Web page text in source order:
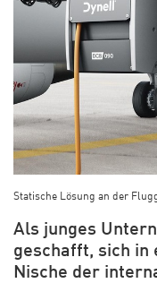
Statische Lösung an der
Als junges
geschafft, sich in
Nische der